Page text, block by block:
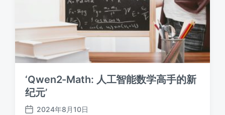
‘Qwen2-Math: 人工智能数学高手的新
纪元’
2024年8月10日